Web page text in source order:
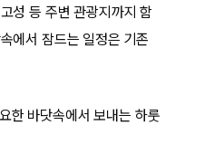
성 등 주변 관광지까지 함
에서 잠드는 일정은 기존
한 바닷속에서 보내는 하룻